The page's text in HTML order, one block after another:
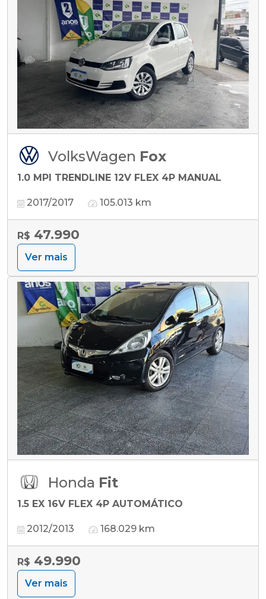
VolksWagen Fox
1.0 MPI TRENDLINE 12V FLEX 4P MANUAL
2017/2017 105.013 km
R$ 47.990
Ver mais
Honda Fit
1.5 EX 16V FLEX 4P AUTOMÁTICO
2012/2013 168.029 km
R$ 49.990
Ver mais